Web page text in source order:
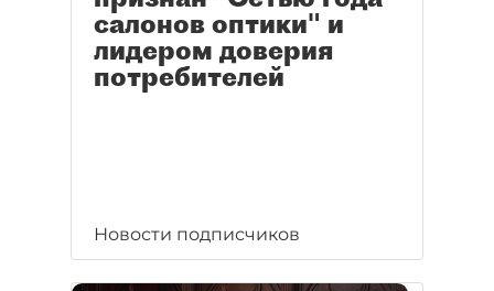
салонов оптики" и
лидером доверия
потребителей
Новости подписчиков